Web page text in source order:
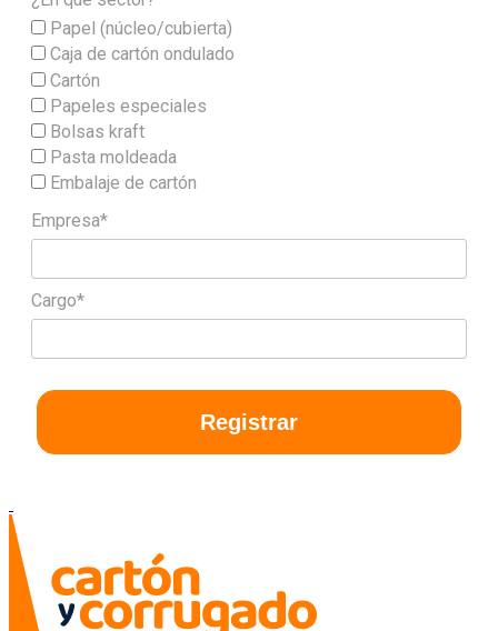
y con el compromiso de la empresa de redefinir el
embalaje en un contexto de constante transformación.
Fuente DS Smith
Papel (núcleo/cubierta)
Caja de cartón ondulado
Cartón
Papeles especiales
Bolsas kraft
Pasta moldeada
Embalaje de cartón
Empresa*
Cargo*
Registrar